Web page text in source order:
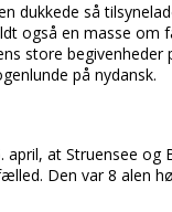
dukkede så
også en masse
store
på nydansk.
april, at Struensee
Den var 8 alen